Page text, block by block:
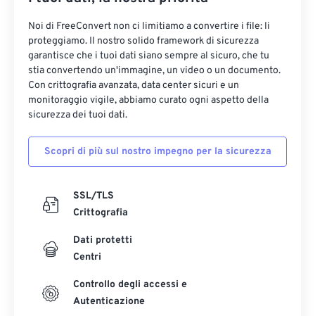
Noi di FreeConvert non ci limitiamo a convertire i file: li
proteggiamo. Il nostro solido framework di sicurezza
garantisce che i tuoi dati siano sempre al sicuro, che tu
stia convertendo un'immagine, un video o un documento.
Con crittografia avanzata, data center sicuri e un
monitoraggio vigile, abbiamo curato ogni aspetto della
sicurezza dei tuoi dati.
Scopri di più sul nostro impegno per la sicurezza
SSL/TLS
Crittografia
Dati protetti
Centri
Controllo degli accessi e
Autenticazione